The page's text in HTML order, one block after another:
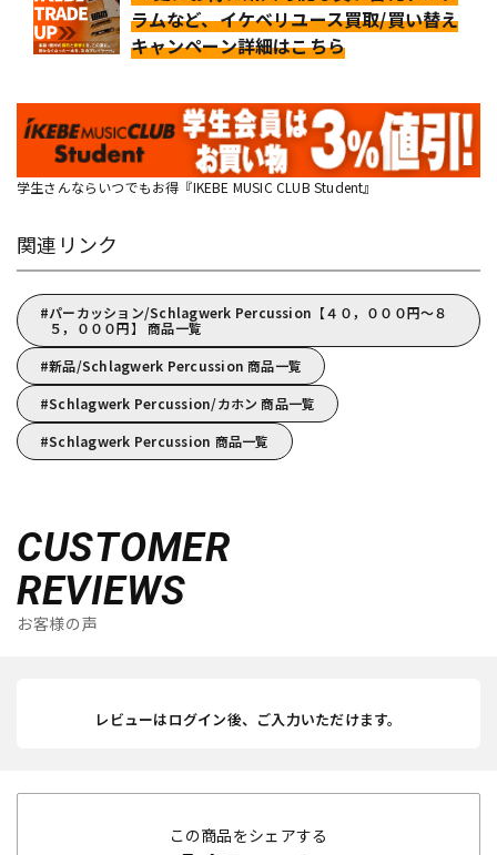
ラムなど、イケベリユース買取/買い替え
キャンペーン詳細はこちら
学生さんならいつでもお得『IKEBE MUSIC CLUB Student』
関連リンク
パーカッション/Schlagwerk Percussion【４０，０００円～８
５，０００円】 商品一覧
新品/Schlagwerk Percussion 商品一覧
Schlagwerk Percussion/カホン 商品一覧
Schlagwerk Percussion 商品一覧
CUSTOMER
REVIEWS
お客様の声
レビューはログイン後、ご入力いただけます。
この商品をシェアする